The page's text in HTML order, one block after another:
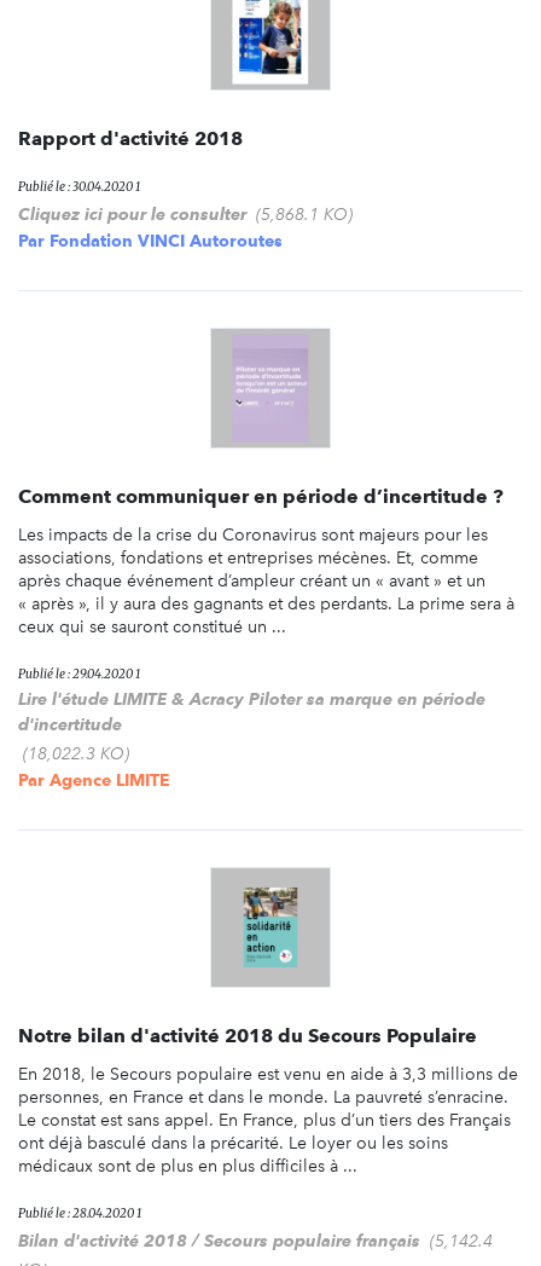
Rapport d'activité 2018
Publié le : 30.04.2020 1
Cliquez ici pour le consulter (5,868.1 KO)
Par Fondation VINCI Autoroutes
Comment communiquer en période d’incertitude ?
Les impacts de la crise du Coronavirus sont majeurs pour les
associations, fondations et entreprises mécènes. Et, comme
après chaque événement d’ampleur créant un « avant » et un
« après », il y aura des gagnants et des perdants. La prime sera à
ceux qui se sauront constitué un ...
Publié le : 29.04.2020 1
Lire l'étude LIMITE & Acracy Piloter sa marque en période
d'incertitude
(18,022.3 KO)
Par Agence LIMITE
Notre bilan d'activité 2018 du Secours Populaire
En 2018, le Secours populaire est venu en aide à 3,3 millions de
personnes, en France et dans le monde. La pauvreté s’enracine.
Le constat est sans appel. En France, plus d’un tiers des Français
ont déjà basculé dans la précarité. Le loyer ou les soins
médicaux sont de plus en plus difficiles à ...
Publié le : 28.04.2020 1
Bilan d'activité 2018 / Secours populaire français (5,142.4